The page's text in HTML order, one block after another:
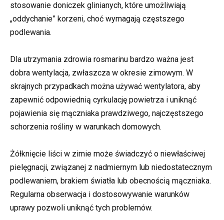
stosowanie doniczek glinianych, które umożliwiają
„oddychanie” korzeni, choć wymagają częstszego
podlewania.
Dla utrzymania zdrowia rosmarinu bardzo ważna jest
dobra wentylacja, zwłaszcza w okresie zimowym. W
skrajnych przypadkach można używać wentylatora, aby
zapewnić odpowiednią cyrkulację powietrza i uniknąć
pojawienia się mączniaka prawdziwego, najczęstszego
schorzenia rośliny w warunkach domowych.
Żółknięcie liści w zimie może świadczyć o niewłaściwej
pielęgnacji, związanej z nadmiernym lub niedostatecznym
podlewaniem, brakiem światła lub obecnością mączniaka.
Regularna obserwacja i dostosowywanie warunków
uprawy pozwoli uniknąć tych problemów.